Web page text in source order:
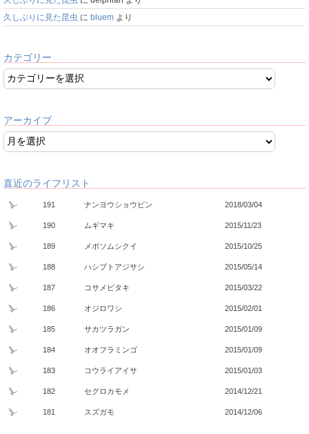
久しぶりに見た昆虫 に bluem より
カテゴリー
アーカイブ
直近のライフリスト
191 ナンヨウショウビン 2018/03/04
190 ムギマキ 2015/11/23
189 メボソムシクイ 2015/10/25
188 ハシブトアジサシ 2015/05/14
187 コサメビタキ 2015/03/22
186 オジロワシ 2015/02/01
185 サカツラガン 2015/01/09
184 オオフラミンゴ 2015/01/09
183 コウライアイサ 2015/01/03
182 セグロカモメ 2014/12/21
181 スズガモ 2014/12/06